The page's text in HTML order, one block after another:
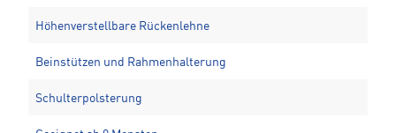
Höhenverstellbare Rückenlehne
Beinstützen und Rahmenhalterung
Schulterpolsterung